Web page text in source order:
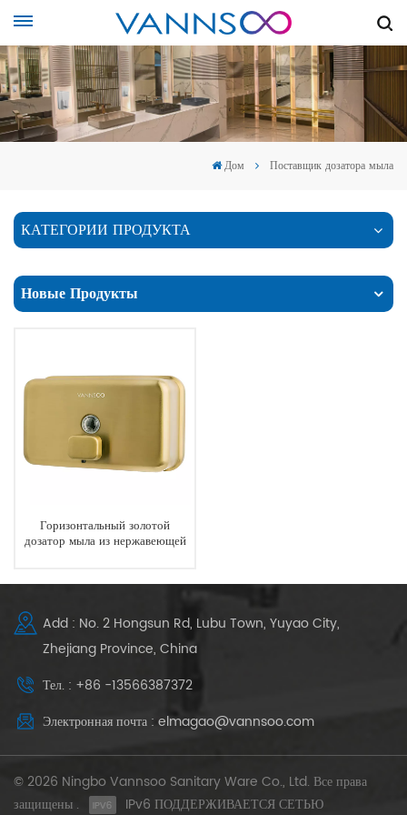
Дом Поставщик дозатора мыла
КАТЕГОРИИ ПРОДУКТА
Новые Продукты
Горизонтальный золотой
дозатор мыла из нержавеющей
Add : No. 2 Hongsun Rd, Lubu Town, Yuyao City,
Zhejiang Province, China
Тел. : +86 -13566387372
Электронная почта : elmagao@vannsoo.com
© 2026 Ningbo Vannsoo Sanitary Ware Co., Ltd. Все права
защищены .
IPv6 ПОДДЕРЖИВАЕТСЯ СЕТЬЮ